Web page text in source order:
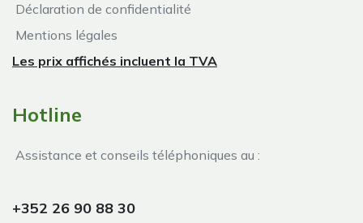
Déclaration de confidentialité
Mentions légales
Les prix affichés incluent la TVA
Hotline
Assistance et conseils téléphoniques au :
+352 26 90 88 30